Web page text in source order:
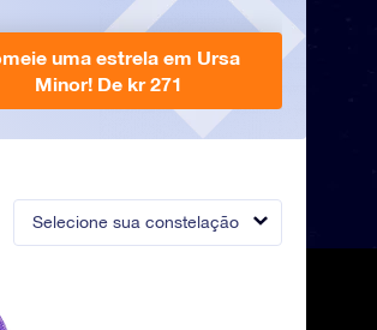
Selecione sua constelação
uma estrela em Ursa
Minor! De kr 271